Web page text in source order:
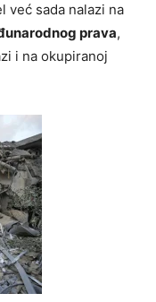
već sada nalazi na
prava,
i na okupiranoj